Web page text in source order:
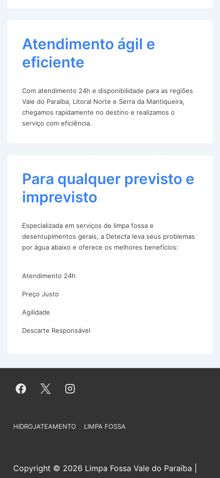
Atendimento ágil e
eficiente
Com atendimento 24h e disponibilidade para as regiões
Vale do Paraíba, Litoral Norte e Serra da Mantiqueira,
chegamos rapidamente no destino e realizamos o
serviço com eficiência.
Para qualquer previsto e
imprevisto
Especializada em serviços de limpa fossa e
desentupimentos gerais, a Detecta leva seus problemas
por água abaixo e oferece os melhores benefícios:
Atendimento 24h
Preço Justo
Agilidade
Descarte Responsável
Menu
Rodapé
HIDROJATEAMENTO LIMPA FOSSA
Copyright © 2026 Limpa Fossa Vale do Paraíba |